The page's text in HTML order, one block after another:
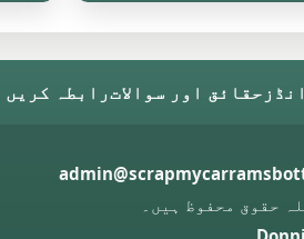
حقائق اور سوالاترابطہ کریں